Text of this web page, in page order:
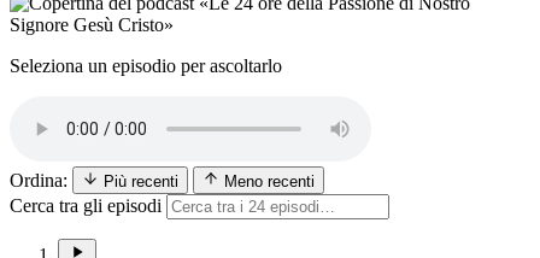
Seleziona un episodio per ascoltarlo
Ordina: Più recenti Meno recenti
Cerca tra gli episodi